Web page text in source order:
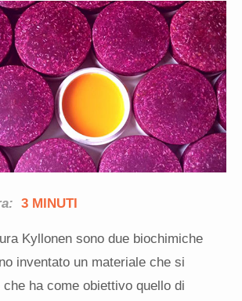
3 MINUTI
Kyllonen sono due biochimiche
inventato un materiale che si
ha come obiettivo quello di